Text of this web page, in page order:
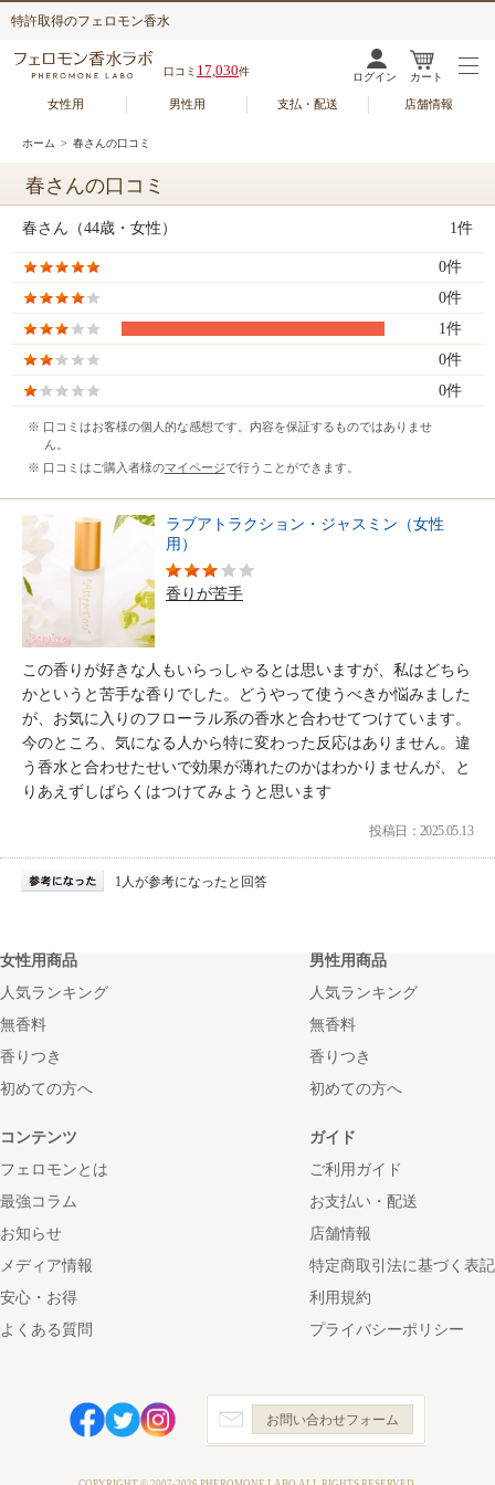
特許取得のフェロモン香水
口コミ 17,030件 ログイン カート
女性用 男性用 支払・配送 店舗情報
ホーム > 春さんの口コミ
春さんの口コミ
春さん（44歳・女性） 1件
0件
0件
1件
0件
0件
※ 口コミはお客様の個人的な感想です。内容を保証するものではありませ
ん。
※ 口コミはご購入者様のマイページで行うことができます。
ラブアトラクション・ジャスミン（女性
用）
香りが苦手
この香りが好きな人もいらっしゃるとは思いますが、私はどちら
かというと苦手な香りでした。どうやって使うべきか悩みました
が、お気に入りのフローラル系の香水と合わせてつけています。
今のところ、気になる人から特に変わった反応はありません。違
う香水と合わせたせいで効果が薄れたのかはわかりませんが、と
りあえずしばらくはつけてみようと思います
投稿日：2025.05.13
1人が参考になったと回答
女性用商品
人気ランキング
無香料
香りつき
初めての方へ
男性用商品
人気ランキング
無香料
香りつき
初めての方へ
コンテンツ
フェロモンとは
最強コラム
お知らせ
メディア情報
安心・お得
よくある質問
ガイド
ご利用ガイド
お支払い・配送
店舗情報
特定商取引法に基づく表記
利用規約
プライバシーポリシー
お問い合わせフォーム